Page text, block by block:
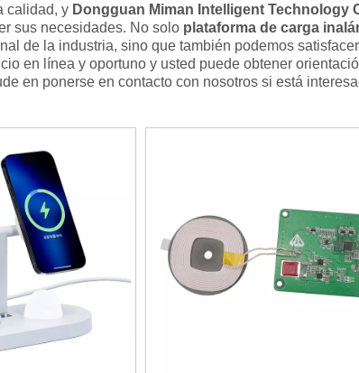
calidad, y Dongguan Miman Intelligent Technology
sus necesidades. No solo plataforma de carga
de la industria, sino que también podemos
en línea y oportuno y usted puede obtener
en ponerse en contacto con nosotros si está